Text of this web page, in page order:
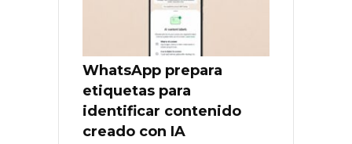
WhatsApp prepara
etiquetas para
identificar contenido
creado con IA